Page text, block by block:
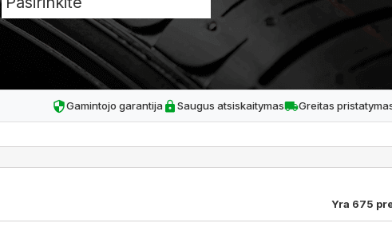
Gamintojo garantija Saugus atsiskaitymas Greitas
Yra 675